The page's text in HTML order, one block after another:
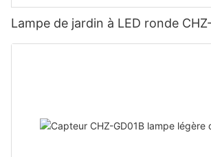
Lampe de jardin à LED ronde